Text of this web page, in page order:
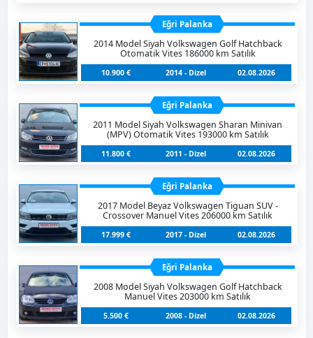
Eğri Palanka
2014 Model Siyah Volkswagen Golf Hatchback
Otomatik Vites 186000 km Satılık
10.900 € 2014 - Dizel 02.08.2026
Eğri Palanka
2011 Model Siyah Volkswagen Sharan Minivan
(MPV) Otomatik Vites 193000 km Satılık
11.800 € 2011 - Dizel 02.08.2026
Eğri Palanka
2017 Model Beyaz Volkswagen Tiguan SUV -
Crossover Manuel Vites 206000 km Satılık
17.999 € 2017 - Dizel 02.08.2026
Eğri Palanka
2008 Model Siyah Volkswagen Golf Hatchback
Manuel Vites 203000 km Satılık
5.500 € 2008 - Dizel 02.08.2026